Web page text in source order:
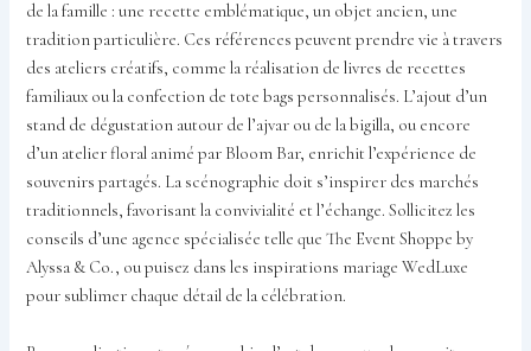
de la famille : une recette emblématique, un objet ancien, une
tradition particulière. Ces références peuvent prendre vie à travers
des ateliers créatifs, comme la réalisation de livres de recettes
familiaux ou la confection de tote bags personnalisés. L’ajout d’un
stand de dégustation autour de l’ajvar ou de la bigilla, ou encore
d’un atelier floral animé par Bloom Bar, enrichit l’expérience de
souvenirs partagés. La scénographie doit s’inspirer des marchés
traditionnels, favorisant la convivialité et l’échange. Sollicitez les
conseils d’une agence spécialisée telle que The Event Shoppe by
Alyssa & Co., ou puisez dans les inspirations mariage WedLuxe
pour sublimer chaque détail de la célébration.